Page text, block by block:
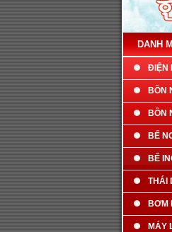
DANH
ĐIỆN
BỒN
BỒN
BỂ
BỂ
THÁI
BƠM
MÁY